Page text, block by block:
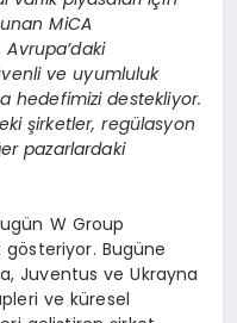
MiCA
ve uyumluluk
hedefimizi destekliyor.
şirketler, regülasyon
pazarlardaki
W Group
Bugüne
Juventus ve Ukrayna
ve küresel